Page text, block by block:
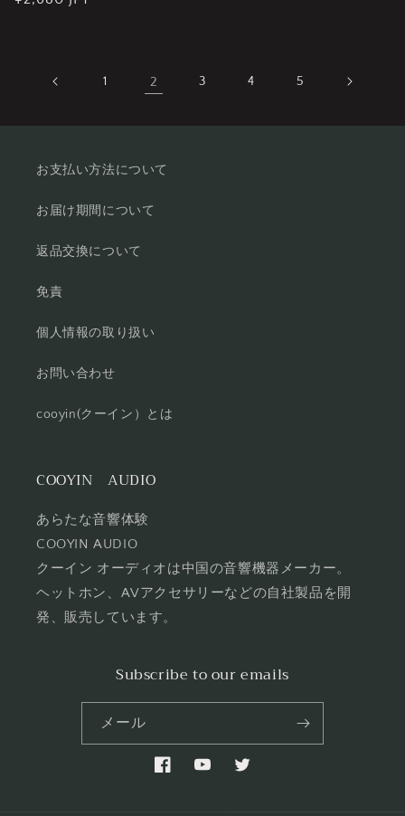
1 2 3 4 5
お支払い方法について
お届け期間について
返品交換について
免責
個人情報の取り扱い
お問い合わせ
cooyin(クーイン）とは
COOYIN AUDIO
あらたな音響体験
COOYIN AUDIO
クーイン オーディオは中国の音響機器メーカー。
ヘットホン、AVアクセサリーなどの自社製品を開
発、販売しています。
Subscribe to our emails
メール
FacebookYouTubeTwitter